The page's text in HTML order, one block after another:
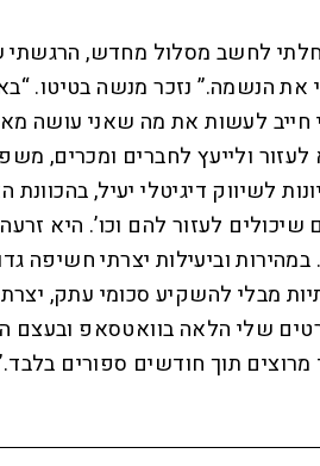
לחשב מסלול מחדש, הרגשתי
הנשמה.” נזכר מנשה בטיטו.
לעשות את מה שאני עושה
לעזור ולייעץ לחברים ומכרים,
לשיווק דיגיטלי יעיל, בהכוונת
שיכולים לעזור להם וכו’. היא
וביעילות יצרתי חשיפה
מבלי להשקיע סכומי עתק,
שלי הלאה בוואטסאפ ובעצם
מרוצים תוך חודשים ספורים